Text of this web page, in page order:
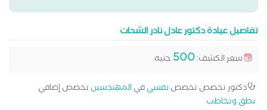
تفاصيل عيادة دكتور عادل نادر الشحات
سعر الكشف:500 جنيه
دكتور تخصص تخصصنفسيفيالمهندسين تخصص إضافي
نطق وتخاطب